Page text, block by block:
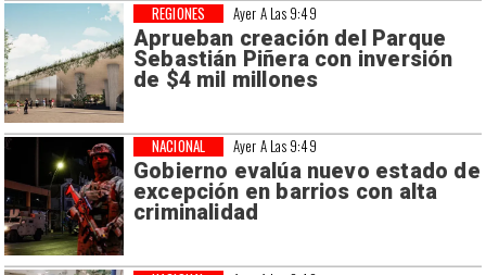
Ayer A Las 9:49
Aprueban creación del Parque
Sebastián Piñera con inversión
de $4 mil millones
REGIONES
Ayer A Las 9:49
Gobierno evalúa nuevo estado de
excepción en barrios con alta
criminalidad
NACIONAL